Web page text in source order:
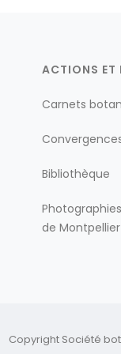
ACTIONS ET
Carnets
Bibliothèque
de Montpellier
Copyright Société